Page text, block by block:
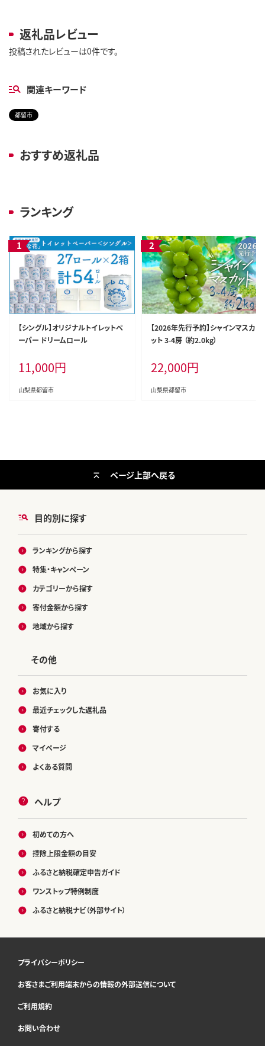
返礼品レビュー
投稿されたレビューは0件です。
関連キーワード
都留市
おすすめ返礼品
ランキング
【シングル】オリジナルトイレットペ
ーパー ドリームロール
11,000円
山梨県都留市
【2026年先行予約】シャインマスカ
ット 3-4房 （約2.0kg）
22,000円
山梨県都留市
目的別に探す
ランキングから探す
特集・キャンペーン
カテゴリーから探す
寄付金額から探す
地域から探す
その他
お気に入り
最近チェックした返礼品
寄付する
マイページ
よくある質問
ヘルプ
初めての方へ
控除上限金額の目安
ふるさと納税確定申告ガイド
ワンストップ特例制度
ふるさと納税ナビ（外部サイト）
ページ上部へ戻る
プライバシーポリシー
お客さまご利用端末からの情報の外部送信について
ご利用規約
お問い合わせ